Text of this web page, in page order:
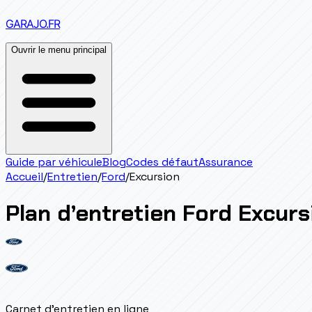
GARAJO.FR
Ouvrir le menu principal
Guide par véhiculeBlogCodes défautAssurance
Accueil/Entretien/Ford/Excursion
Plan d’entretien Ford
Carnet d'entretien en ligne